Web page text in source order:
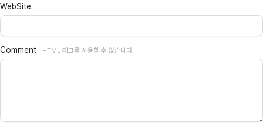
WebSite
Comment HTML 태그를 사용할 수 없습니다.